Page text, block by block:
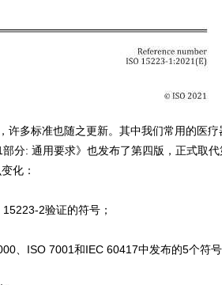
许多标准也随之更新。其中我们常用的
分: 通用要求》也发布了第四版，正式取
化：
2验证的符号；
、ISO 7001和IEC 60417中发布的5个符